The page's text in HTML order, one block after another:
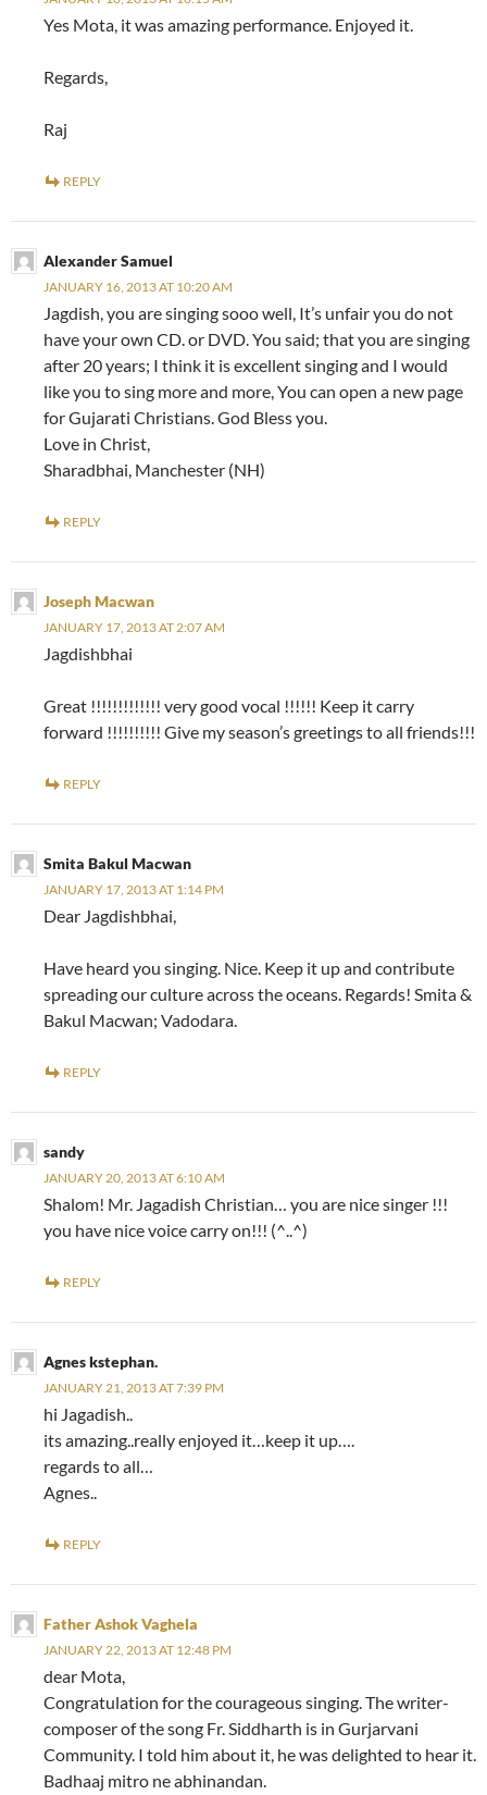
Yes Mota, it was amazing performance. Enjoyed it.
Regards,
Raj
REPLY
Alexander Samuel
JANUARY 16, 2013 AT 10:20 AM
Jagdish, you are singing sooo well, It’s unfair you do not
have your own CD. or DVD. You said; that you are singing
after 20 years; I think it is excellent singing and I would
like you to sing more and more, You can open a new page
for Gujarati Christians. God Bless you.
Love in Christ,
Sharadbhai, Manchester (NH)
REPLY
Joseph Macwan
JANUARY 17, 2013 AT 2:07 AM
Jagdishbhai
Great !!!!!!!!!!!!! very good vocal !!!!!! Keep it carry
forward !!!!!!!!!! Give my season’s greetings to all friends!!!
REPLY
Smita Bakul Macwan
JANUARY 17, 2013 AT 1:14 PM
Dear Jagdishbhai,
Have heard you singing. Nice. Keep it up and contribute
spreading our culture across the oceans. Regards! Smita &
Bakul Macwan; Vadodara.
REPLY
sandy
JANUARY 20, 2013 AT 6:10 AM
Shalom! Mr. Jagadish Christian… you are nice singer !!!
you have nice voice carry on!!! (^..^)
REPLY
Agnes kstephan.
JANUARY 21, 2013 AT 7:39 PM
hi Jagadish..
its amazing..really enjoyed it…keep it up….
regards to all…
Agnes..
REPLY
Father Ashok Vaghela
JANUARY 22, 2013 AT 12:48 PM
dear Mota,
Congratulation for the courageous singing. The writer-
composer of the song Fr. Siddharth is in Gurjarvani
Community. I told him about it, he was delighted to hear it.
Badhaaj mitro ne abhinandan.